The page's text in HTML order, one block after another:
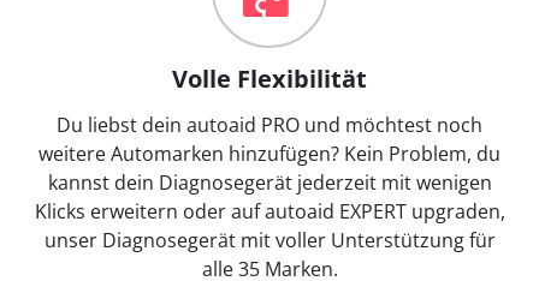
Volle Flexibilität
Du liebst dein autoaid PRO und möchtest noch
weitere Automarken hinzufügen? Kein Problem, du
kannst dein Diagnosegerät jederzeit mit wenigen
Klicks erweitern oder auf autoaid EXPERT upgraden,
unser Diagnosegerät mit voller Unterstützung für
alle 35 Marken.